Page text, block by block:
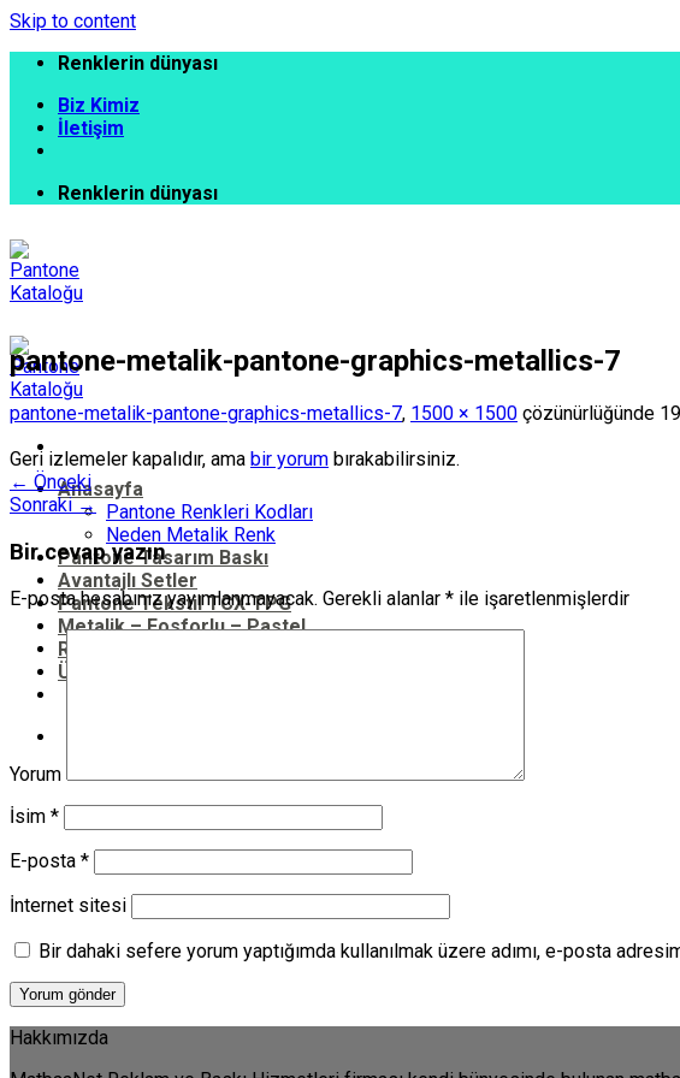
Skip to content
Renklerin dünyası
Biz Kimiz
İletişim
Renklerin dünyası
Anasayfa
Pantone Renkleri Kodları
Neden Metalik Renk
Pantone Tasarım Baskı
Avantajlı Setler
Pantone Tekstil TCX-TPG
Metalik – Fosforlu – Pastel
RAL Renkleri Katalogu
Ürünler
pantone-metalik-pantone-graphics-metallics-7
pantone-metalik-pantone-graphics-metallics-7, 1500 × 1500 çözünürlüğünde
Geri izlemeler kapalıdır, ama bir yorum bırakabilirsiniz.
← Önceki
Sonraki→
Bir cevap yazın
E-posta hesabınız yayımlanmayacak. Gerekli alanlar * ile işaretlenmişlerdir
Yorum
İsim *
E-posta *
İnternet sitesi
Bir dahaki sefere yorum yaptığımda kullanılmak üzere adımı, e-posta
Hakkımızda